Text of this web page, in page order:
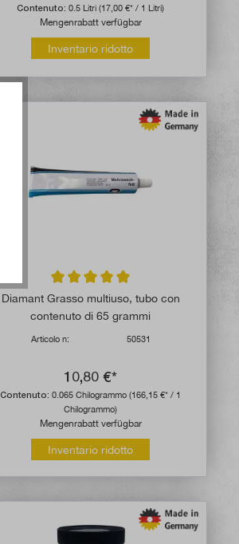
Contenuto:0.5 Litri(17,00 €* / 1 Litri)
Mengenrabatt verfügbar
Inventario ridotto
Valutazione media di 5 su 5 stelle
Diamant Grasso multiuso, tubo con
contenuto di 65 grammi
Articolo n: 50531
10,80 €*
Contenuto:0.065 Chilogrammo(166,15 €* / 1
Chilogrammo)
Mengenrabatt verfügbar
Inventario ridotto